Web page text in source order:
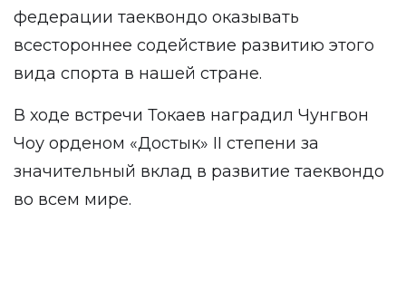
федерации таеквондо оказывать
всестороннее содействие развитию этого
вида спорта в нашей стране.
В ходе встречи Токаев наградил Чунгвон
Чоу орденом «Достык» II степени за
значительный вклад в развитие таеквондо
во всем мире.